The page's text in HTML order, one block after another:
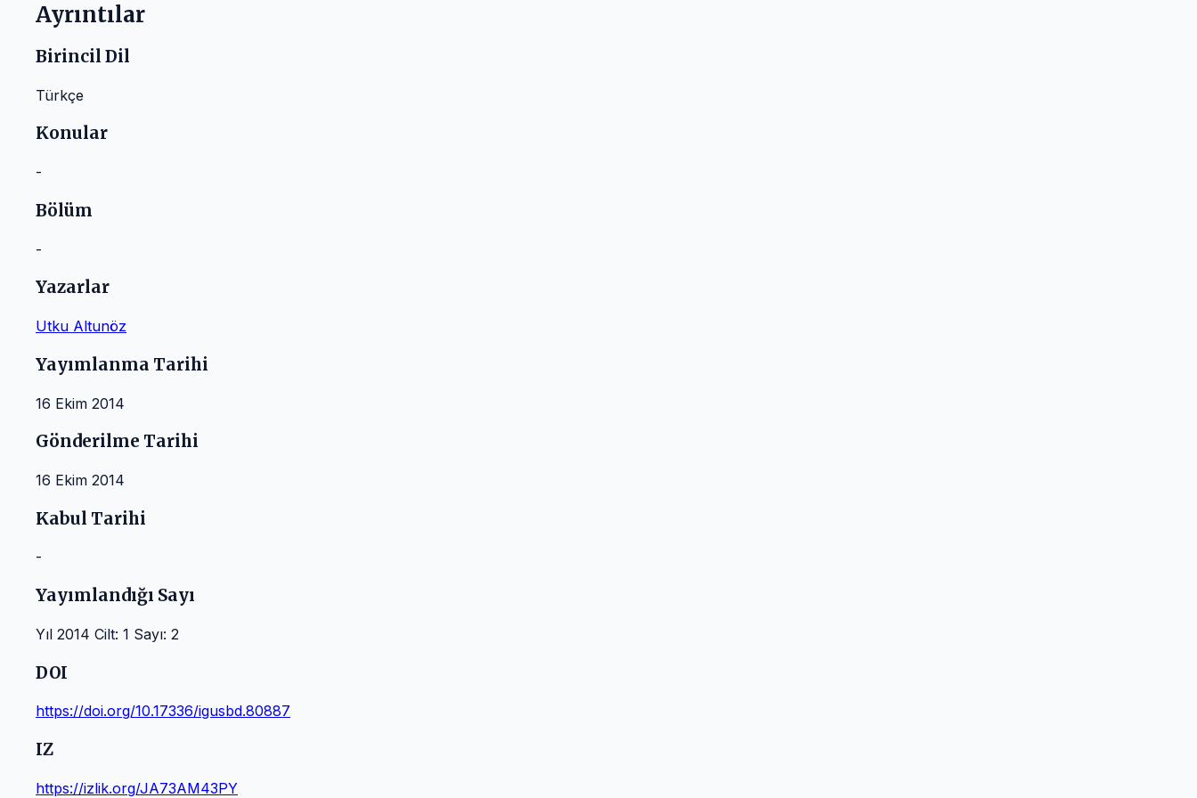
Ayrıntılar
Birincil Dil
Türkçe
Konular
-
Bölüm
-
Yazarlar
Utku Altunöz
Yayımlanma Tarihi
16 Ekim 2014
Gönderilme Tarihi
16 Ekim 2014
Kabul Tarihi
-
Yayımlandığı Sayı
Yıl 2014 Cilt: 1 Sayı: 2
DOI
https://doi.org/10.17336/igusbd.80887
IZ
https://izlik.org/JA73AM43PY